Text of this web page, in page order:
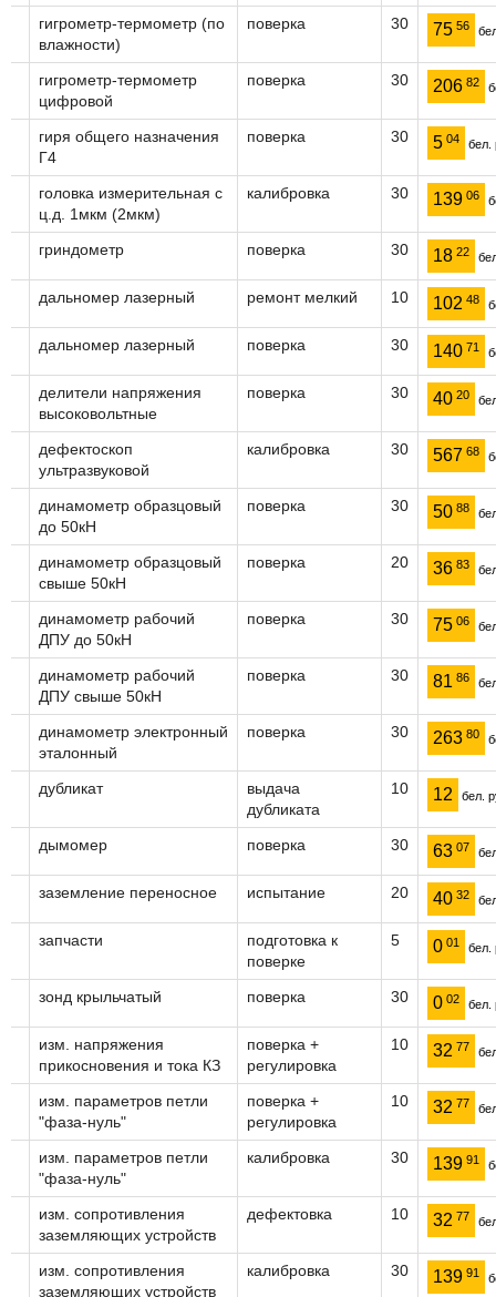
гигрометр-термометр (по
влажности)
поверка 30 75 56
гигрометр-термометр
цифровой
поверка 30 206 82
гиря общего назначения
Г4
поверка 30 5 04 бел.
головка измерительная с
ц.д. 1мкм (2мкм)
калибровка 30 139 06
гриндометр поверка 30 18 22
дальномер лазерный ремонт мелкий 10 102 48
дальномер лазерный поверка 30 140 71
делители напряжения
высоковольтные
поверка 30 40 20
дефектоскоп
ультразвуковой
калибровка 30 567 68
динамометр образцовый
до 50кН
поверка 30 50 88
динамометр образцовый
свыше 50кН
поверка 20 36 83
динамометр рабочий
ДПУ до 50кН
поверка 30 75 06
динамометр рабочий
ДПУ свыше 50кН
поверка 30 81 86
динамометр электронный
эталонный
поверка 30 263 80
дубликат
выдача
дубликата
10 12 бел.
дымомер поверка 30 63 07
заземление переносное испытание 20 40 32
запчасти
подготовка к
поверке
5 0 01 бел.
зонд крыльчатый поверка 30 0 02 бел.
изм. напряжения
прикосновения и тока КЗ
поверка +
регулировка
10 32 77
изм. параметров петли
"фаза-нуль"
поверка +
регулировка
10 32 77
изм. параметров петли
"фаза-нуль"
калибровка 30 139 91
изм. сопротивления
заземляющих устройств
дефектовка 10 32 77
изм. сопротивления
заземляющих устройств
калибровка 30 139 91